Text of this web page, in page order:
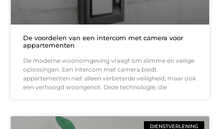
De voordelen van een intercom met camera voor
appartementen
De moderne woonomgeving vraagt om slimme en veilige
oplossingen. Een intercom met camera biedt
appartementen niet alleen verbeterde veiligheid, maar ook
een verhoogd woongenot. Deze technologie, die
DIENSTVERLENING